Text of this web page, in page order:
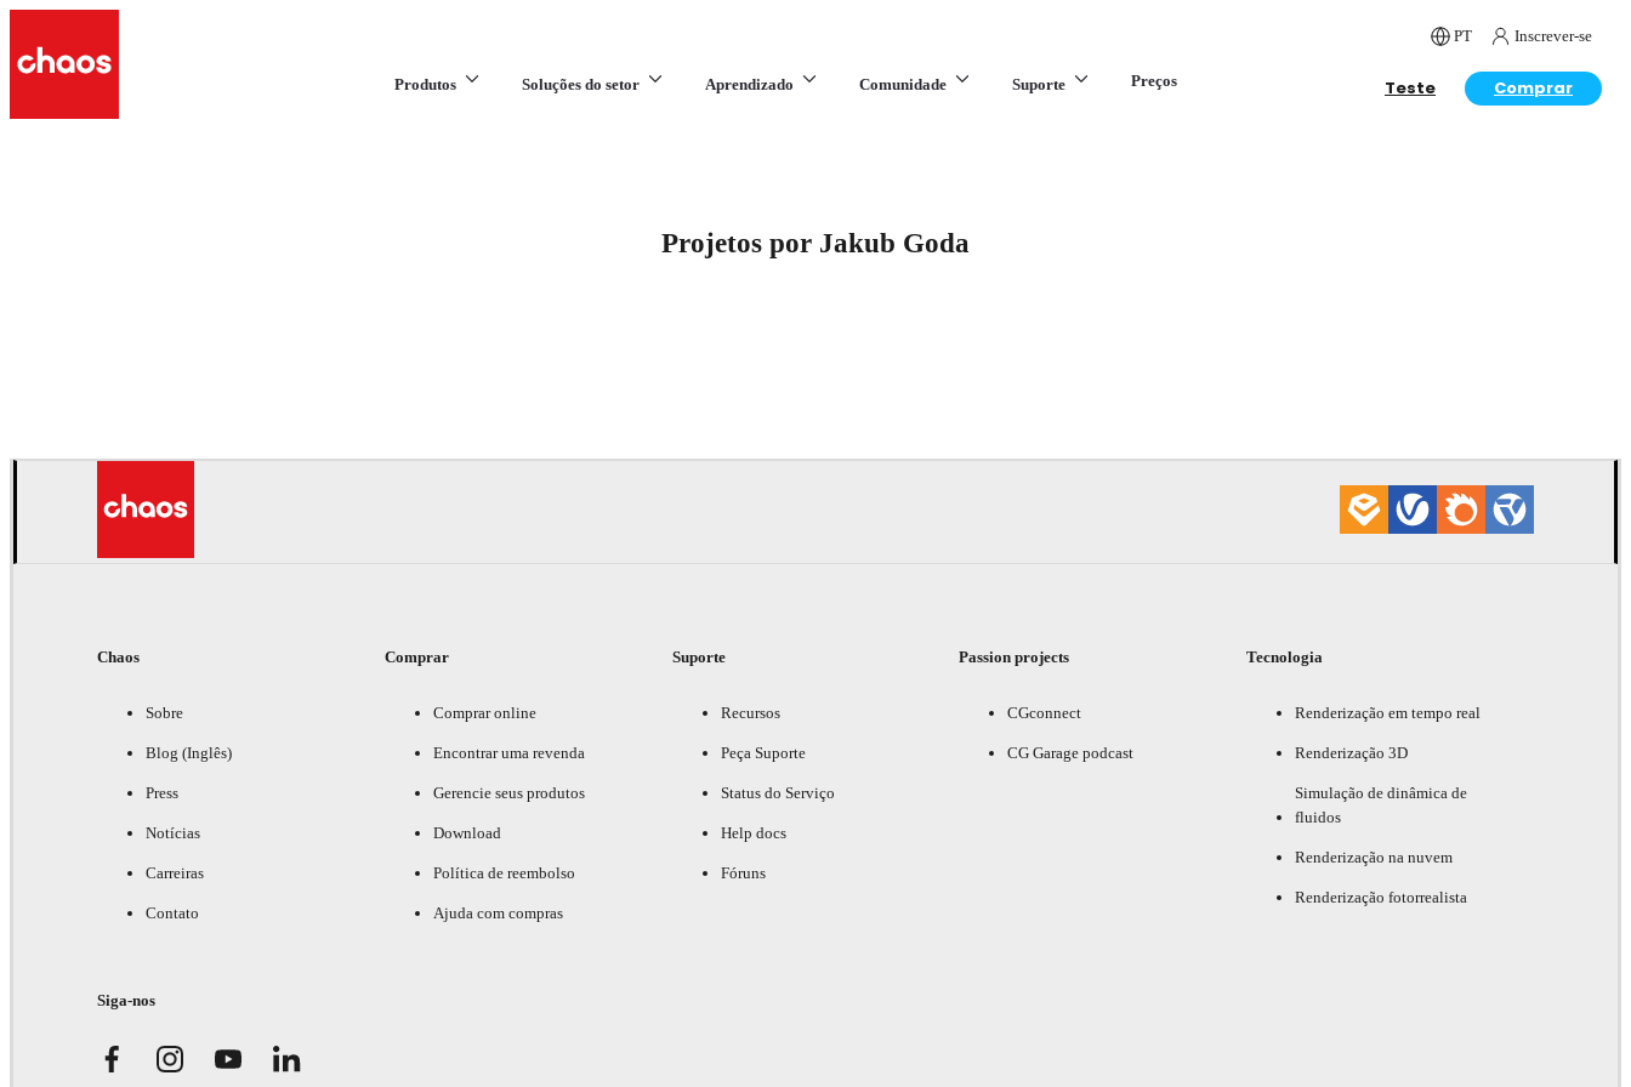
PT Inscrever-se
Produtos Soluções do setor Aprendizado Comunidade Suporte Preços Teste Comprar
Projetos por Jakub Goda
Chaos
Sobre
Blog (Inglês)
Press
Notícias
Carreiras
Contato
Comprar
Comprar online
Encontrar uma revenda
Gerencie seus produtos
Download
Política de reembolso
Ajuda com compras
Suporte
Recursos
Peça Suporte
Status do Serviço
Help docs
Fóruns
Passion projects
CGconnect
CG Garage podcast
Tecnologia
Renderização em tempo real
Renderização 3D
Simulação de dinâmica de
fluidos
Renderização na nuvem
Renderização fotorrealista
Siga-nos